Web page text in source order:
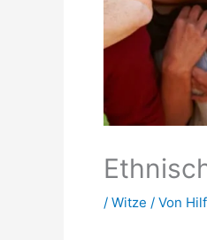
/ Witze / Von